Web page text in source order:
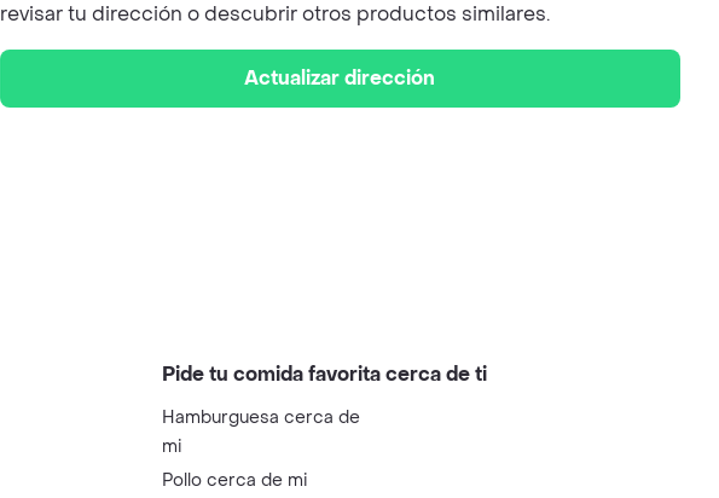
revisar tu dirección o descubrir otros productos similares.
Actualizar dirección
Pide tu comida favorita cerca de ti
Hamburguesa cerca de
mi
Pollo cerca de mi